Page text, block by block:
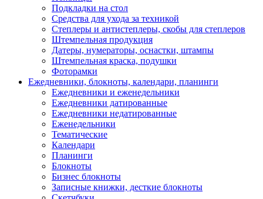
Подкладки на стол
Средства для ухода за техникой
Степлеры и антистеплеры, скобы для степлеров
Штемпельная продукция
Датеры, нумераторы, оснастки, штампы
Штемпельная краска, подушки
Фоторамки
Ежедневники, блокноты, календари, планинги
Ежедневники и еженедельники
Ежедневники датированные
Ежедневники недатированные
Еженедельники
Тематические
Календари
Планинги
Блокноты
Бизнес блокноты
Записные книжки, десткие блокноты